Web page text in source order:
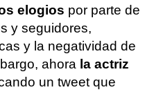
elogios por parte de
y seguidores,
y la negatividad de
ahora la actriz
un tweet que